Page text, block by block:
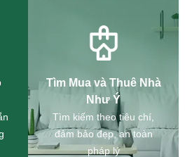
Tìm Mua và Thuê Nhà
Như Ý
Tìm kiếm theo tiêu chí,
đảm bảo đẹp, an toàn
pháp lý